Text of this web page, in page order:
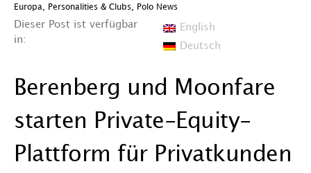
Europa Personalities & Clubs Polo News
Dieser Post ist verfügbar
in:
English
Deutsch
Berenberg und Moonfare
starten Private-Equity-
Plattform für Privatkunden